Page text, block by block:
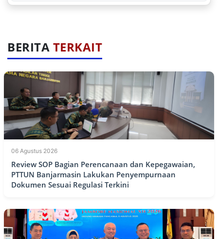
BERITA TERKAIT
06 Agustus 2026
Review SOP Bagian Perencanaan dan Kepegawaian,
PTTUN Banjarmasin Lakukan Penyempurnaan
Dokumen Sesuai Regulasi Terkini